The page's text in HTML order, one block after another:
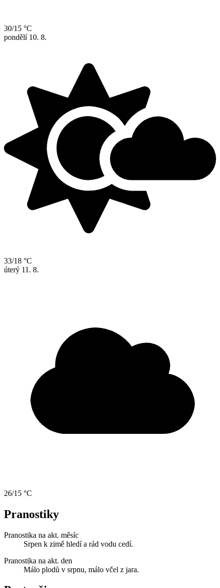
30/15 °C
pondělí 10. 8.
33/18 °C
úterý 11. 8.
26/15 °C
Pranostiky
Pranostika na akt. měsíc
Srpen k zimě hledí a rád vodu cedí.
Pranostika na akt. den
Málo plodů v srpnu, málo včel z jara.